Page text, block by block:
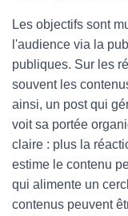
Les objectifs sont
l'audience via la
publiques. Sur les
souvent les
ainsi, un post qui
voit sa portée
claire : plus la
estime le contenu
qui alimente un
contenus peuvent